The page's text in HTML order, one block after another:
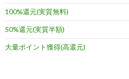
100%還元(実質無料)
50%還元(実質半額)
大量ポイント獲得(高還元)